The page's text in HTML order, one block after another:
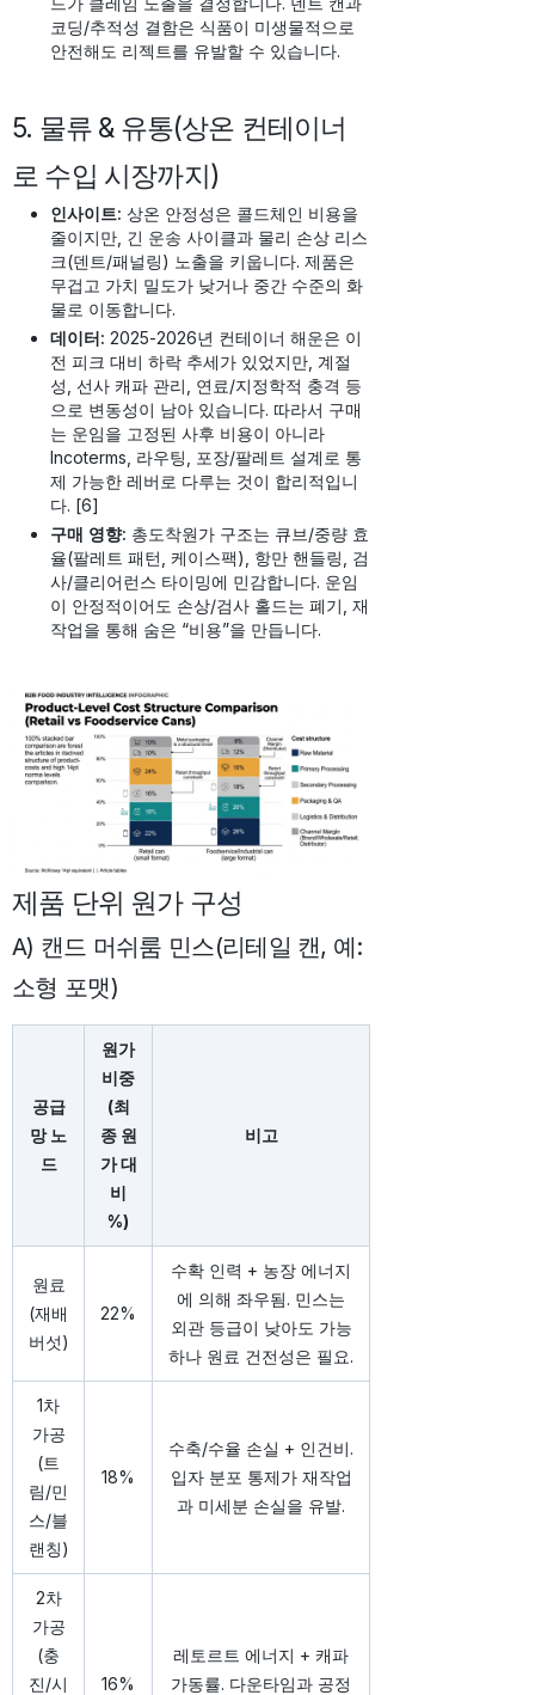
코딩/추적성 결함은 식품이 미생물적으로
안전해도 리젝트를 유발할 수 있습니다.
5. 물류 & 유통(상온 컨테이너
로 수입 시장까지)
인사이트: 상온 안정성은 콜드체인 비용을
줄이지만, 긴 운송 사이클과 물리 손상 리스
크(덴트/패널링) 노출을 키웁니다. 제품은
무겁고 가치 밀도가 낮거나 중간 수준의 화
물로 이동합니다.
데이터: 2025-2026년 컨테이너 해운은 이
전 피크 대비 하락 추세가 있었지만, 계절
성, 선사 캐파 관리, 연료/지정학적 충격 등
으로 변동성이 남아 있습니다. 따라서 구매
는 운임을 고정된 사후 비용이 아니라
Incoterms, 라우팅, 포장/팔레트 설계로 통
제 가능한 레버로 다루는 것이 합리적입니
다. [6]
구매 영향: 총도착원가 구조는 큐브/중량 효
율(팔레트 패턴, 케이스팩), 항만 핸들링, 검
사/클리어런스 타이밍에 민감합니다. 운임
이 안정적이어도 손상/검사 홀드는 폐기, 재
작업을 통해 숨은 “비용”을 만듭니다.
제품 단위 원가 구성
A) 캔드 머쉬룸 민스(리테일 캔, 예:
소형 포맷)
공급
망 노
드
원가
비중
(최
종 원
가 대
비
%)
비고
원료
(재배
버섯)
22%
수확 인력 + 농장 에너지
에 의해 좌우됨. 민스는
외관 등급이 낮아도 가능
하나 원료 건전성은 필요.
1차
가공
(트
림/민
스/블
랜칭)
18%
수축/수율 손실 + 인건비.
입자 분포 통제가 재작업
과 미세분 손실을 유발.
2차
가공
(충
진/시
16%
레토르트 에너지 + 캐파
가동률. 다운타임과 공정